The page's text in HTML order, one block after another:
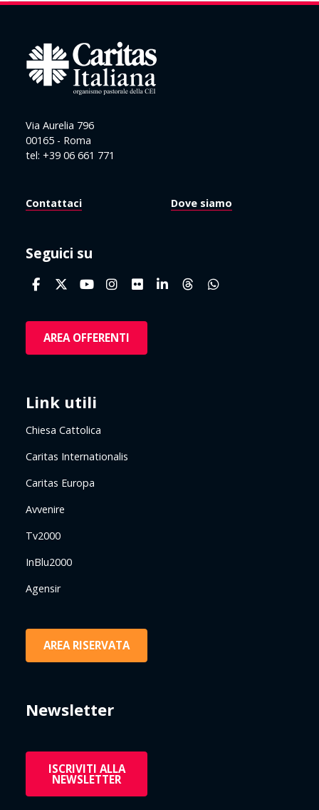
Via Aurelia 796
00165 - Roma
tel: +39 06 661 771
Contattaci Dove siamo
Seguici su
AREA OFFERENTI
Link utili
Chiesa Cattolica
Caritas Internationalis
Caritas Europa
Avvenire
Tv2000
InBlu2000
Agensir
AREA RISERVATA
Newsletter
ISCRIVITI ALLA
NEWSLETTER